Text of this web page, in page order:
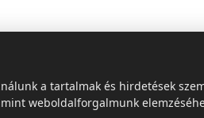
és szállítás Tech =
a tartalmak és hirdetések
weboldalforgalmunk